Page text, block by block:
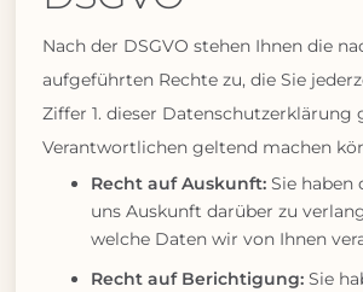
Nach der DSGVO stehen Ihnen die
aufgeführten Rechte zu, die Sie
Ziffer 1. dieser Datenschutzerklärung
Verantwortlichen geltend machen
Recht auf Auskunft: Sie haben
uns Auskunft darüber zu
welche Daten wir von Ihnen
Recht auf Berichtigung: Sie